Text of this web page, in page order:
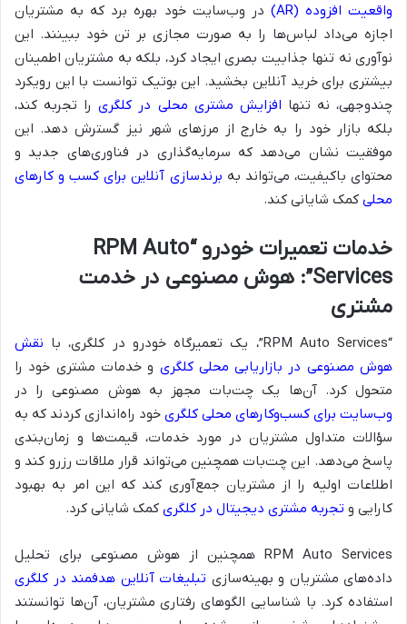
واقعیت افزوده (AR)
در وب‌سایت خود بهره برد که به مشتریان
اجازه می‌داد لباس‌ها را به صورت مجازی بر تن خود ببینند. این
نوآوری نه تنها جذابیت بصری ایجاد کرد، بلکه به مشتریان اطمینان
بیشتری برای خرید آنلاین بخشید. این بوتیک توانست با این رویکرد
چندوجهی، نه تنها افزایش مشتری محلی در کلگریرا تجربه کند،
بلکه بازار خود را به خارج از مرزهای شهر نیز گسترش دهد. این
موفقیت نشان می‌دهد که سرمایه‌گذاری در فناوری‌های جدید و
محتوای باکیفیت، می‌تواند به برندسازی آنلاین برای کسب و کارهای
محلی کمک شایانی کند.
خدمات تعمیرات خودرو “RPM Auto
Services”: هوش مصنوعی در خدمت
مشتری
“RPM Auto Services”، یک تعمیرگاه خودرو در کلگری، با
نقش
هوش مصنوعی در بازاریابی محلی کلگری و خدمات مشتری خود را
متحول کرد. آن‌ها یک چت‌بات مجهز به هوش مصنوعی را در
وب‌سایت برای کسب‌وکارهای محلی کلگری خود راه‌اندازی کردند که به
سؤالات متداول مشتریان در مورد خدمات، قیمت‌ها و زمان‌بندی
پاسخ می‌دهد. این چت‌بات همچنین می‌تواند قرار ملاقات رزرو کند و
اطلاعات اولیه را از مشتریان جمع‌آوری کند که این امر به بهبود
کارایی و تجربه مشتری دیجیتال در کلگری کمک شایانی کرد.
RPM Auto Services همچنین از هوش مصنوعی برای تحلیل
داده‌های مشتریان و بهینه‌سازی تبلیغات آنلاین هدفمند در کلگری
استفاده کرد. با شناسایی الگوهای رفتاری مشتریان، آن‌ها توانستند